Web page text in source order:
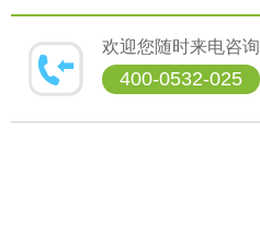
欢迎您随时来电咨询
400-0532-025